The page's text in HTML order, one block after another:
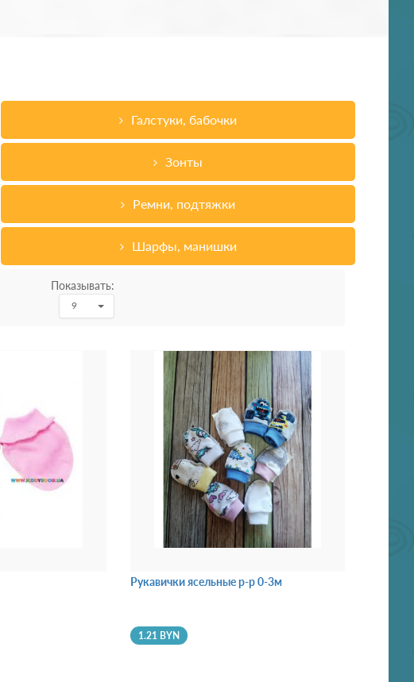
Галстуки, бабочки
Зонты
Ремни, подтяжки
Шарфы, манишки
Показывать:
9
Рукавички ясельные р-р 0-3м
1.21 BYN